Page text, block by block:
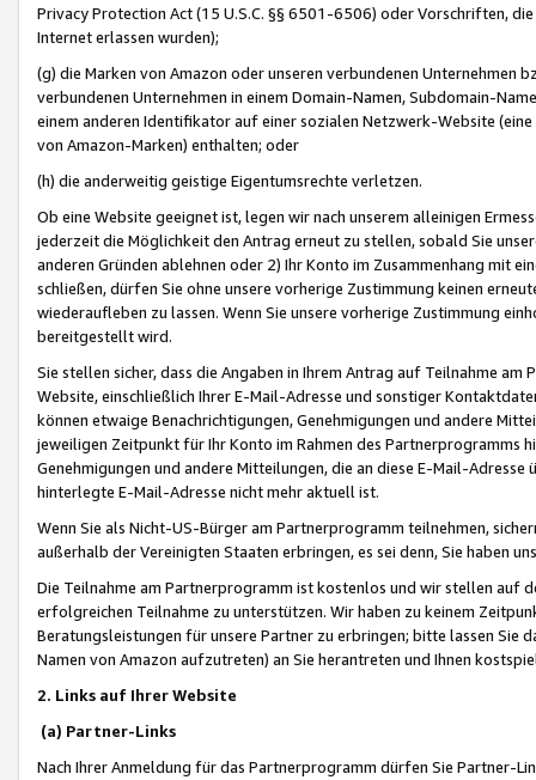
Privacy Protection Act (15 U.S.C. §§ 6501-6506) oder Vorschriften,
Internet erlassen wurden);
(g) die Marken von Amazon oder unseren verbundenen Unternehmen
verbundenen Unternehmen in einem Domain-Namen, Subdomain-
einem anderen Identifikator auf einer sozialen Netzwerk-Website
von Amazon-Marken) enthalten; oder
(h) die anderweitig geistige Eigentumsrechte verletzen.
Ob eine Website geeignet ist, legen wir nach unserem alleinigen
jederzeit die Möglichkeit den Antrag erneut zu stellen, sobald Sie
anderen Gründen ablehnen oder 2) Ihr Konto im Zusammenhang mit
schließen, dürfen Sie ohne unsere vorherige Zustimmung keinen
wiederaufleben zu lassen. Wenn Sie unsere vorherige Zustimmung
bereitgestellt wird.
Sie stellen sicher, dass die Angaben in Ihrem Antrag auf Teilnahme
Website, einschließlich Ihrer E-Mail-Adresse und sonstiger
können etwaige Benachrichtigungen, Genehmigungen und andere
jeweiligen Zeitpunkt für Ihr Konto im Rahmen des Partnerprogramms
Genehmigungen und andere Mitteilungen, die an diese E-Mail-
hinterlegte E-Mail-Adresse nicht mehr aktuell ist.
Wenn Sie als Nicht-US-Bürger am Partnerprogramm teilnehmen,
außerhalb der Vereinigten Staaten erbringen, es sei denn, Sie haben
Die Teilnahme am Partnerprogramm ist kostenlos und wir stellen auf
erfolgreichen Teilnahme zu unterstützen. Wir haben zu keinem
Beratungsleistungen für unsere Partner zu erbringen; bitte lassen Sie
Namen von Amazon aufzutreten) an Sie herantreten und Ihnen
2. Links auf Ihrer Website
(a) Partner-Links
Nach Ihrer Anmeldung für das Partnerprogramm dürfen Sie Partner-